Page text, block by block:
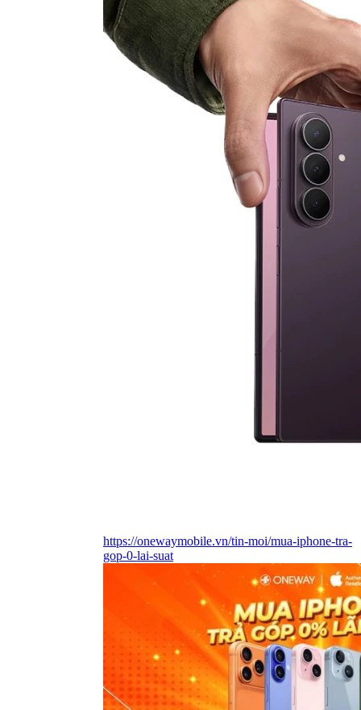
https://onewaymobile.vn/tin-moi/mua-iphone-tra-
gop-0-lai-suat